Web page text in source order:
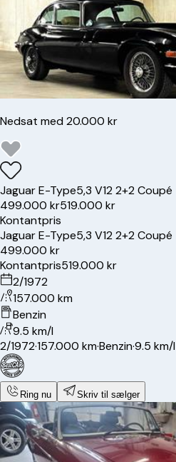
Nedsat med 20.000 kr
JaguarE-Type5,3 V12 2+2 Coupé
499.000 kr519.000 kr
Kontantpris
JaguarE-Type5,3 V12 2+2 Coupé
499.000 kr
Kontantpris519.000 kr
2/1972
157.000 km
Benzin
9.5 km/l
2/1972·157.000 km·Benzin·9.5 km/l
Ring nu Skriv til sælger